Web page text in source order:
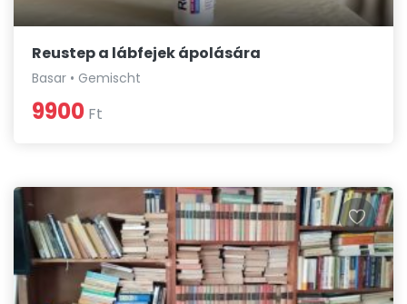
Reustep a lábfejek ápolására
Basar • Gemischt
9900 Ft